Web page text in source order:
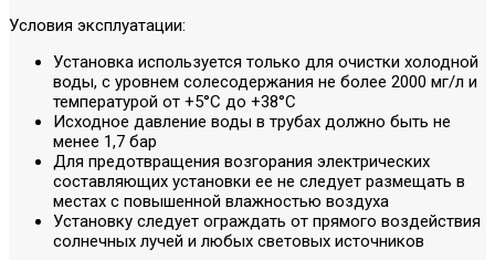
Условия эксплуатации:
Установка используется только для очистки холодной
воды, с уровнем солесодержания не более 2000 мг/л и
температурой от +5°С до +38°С
Исходное давление воды в трубах должно быть не
менее 1,7 бар
Для предотвращения возгорания электрических
составляющих установки ее не следует размещать в
местах с повышенной влажностью воздуха
Установку следует ограждать от прямого воздействия
солнечных лучей и любых световых источников